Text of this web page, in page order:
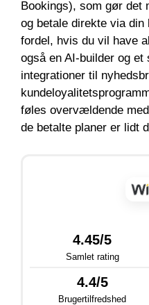
Bookings), som gør det
og betale direkte via
fordel, hvis du vil have
også en AI-builder og
integrationer til
føles overvældende
de betalte planer er lidt
4.45/5
Samlet rating
4.4/5
Brugertilfredshed